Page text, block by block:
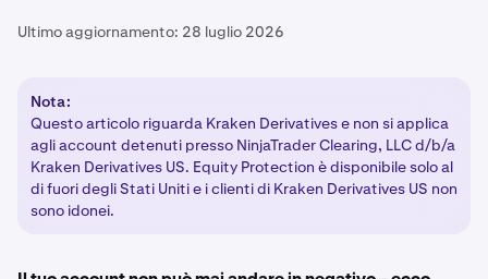
Ultimo aggiornamento: 28 luglio 2026
Nota:
Questo articolo riguarda Kraken Derivatives e non si applica
agli account detenuti presso NinjaTrader Clearing, LLC d/b/a
Kraken Derivatives US. Equity Protection è disponibile solo al
di fuori degli Stati Uniti e i clienti di Kraken Derivatives US non
sono idonei.